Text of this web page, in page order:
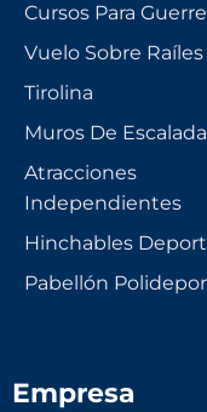
Cursos Para
Vuelo Sobre Raíles
Tirolina
Muros De Escalada
Atracciones
Independientes
Hinchables
Pabellón
Empresa